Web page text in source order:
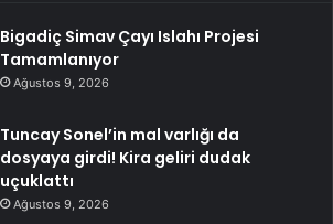
Bigadiç Simav Çayı Islahı Projesi
Tamamlanıyor
Ağustos 9, 2026
Tuncay Sonel’in mal varlığı da
dosyaya girdi! Kira geliri dudak
uçuklattı
Ağustos 9, 2026